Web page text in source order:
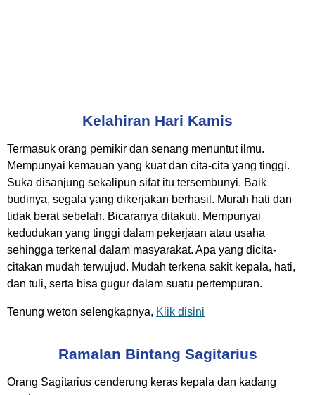
Kelahiran Hari Kamis
Termasuk orang pemikir dan senang menuntut ilmu.
Mempunyai kemauan yang kuat dan cita-cita yang tinggi.
Suka disanjung sekalipun sifat itu tersembunyi. Baik
budinya, segala yang dikerjakan berhasil. Murah hati dan
tidak berat sebelah. Bicaranya ditakuti. Mempunyai
kedudukan yang tinggi dalam pekerjaan atau usaha
sehingga terkenal dalam masyarakat. Apa yang dicita-
citakan mudah terwujud. Mudah terkena sakit kepala, hati,
dan tuli, serta bisa gugur dalam suatu pertempuran.
Tenung weton selengkapnya, Klik disini
Ramalan Bintang Sagitarius
Orang Sagitarius cenderung keras kepala dan kadang